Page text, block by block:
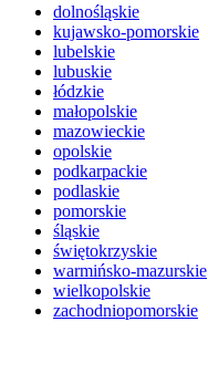
dolnośląskie
kujawsko-pomorskie
lubelskie
lubuskie
łódzkie
małopolskie
mazowieckie
opolskie
podkarpackie
podlaskie
pomorskie
śląskie
świętokrzyskie
warmińsko-mazurskie
wielkopolskie
zachodniopomorskie